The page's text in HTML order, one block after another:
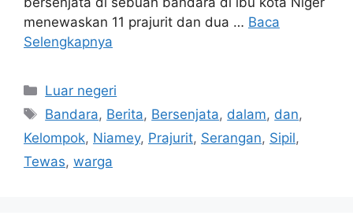
menewaskan 11 prajurit dan dua … Baca
Selengkapnya
Kategori
Luar negeri
Tag
Bandara, Berita, Bersenjata, dalam, dan,
Kelompok, Niamey, Prajurit, Serangan, Sipil,
Tewas, warga